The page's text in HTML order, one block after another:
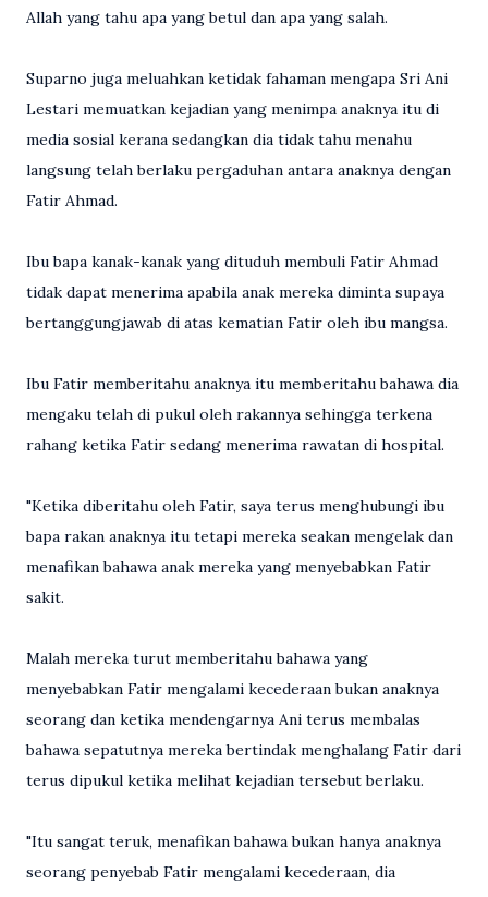
Allah yang tahu apa yang betul dan apa yang salah.
Suparno juga meluahkan ketidak fahaman mengapa Sri Ani
Lestari memuatkan kejadian yang menimpa anaknya itu di
media sosial kerana sedangkan dia tidak tahu menahu
langsung telah berlaku pergaduhan antara anaknya dengan
Fatir Ahmad.
Ibu bapa kanak-kanak yang dituduh membuli Fatir Ahmad
tidak dapat menerima apabila anak mereka diminta supaya
bertanggungjawab di atas kematian Fatir oleh ibu mangsa.
Ibu Fatir memberitahu anaknya itu memberitahu bahawa dia
mengaku telah di pukul oleh rakannya sehingga terkena
rahang ketika Fatir sedang menerima rawatan di hospital.
"Ketika diberitahu oleh Fatir, saya terus menghubungi ibu
bapa rakan anaknya itu tetapi mereka seakan mengelak dan
menafikan bahawa anak mereka yang menyebabkan Fatir
sakit.
Malah mereka turut memberitahu bahawa yang
menyebabkan Fatir mengalami kecederaan bukan anaknya
seorang dan ketika mendengarnya Ani terus membalas
bahawa sepatutnya mereka bertindak menghalang Fatir dari
terus dipukul ketika melihat kejadian tersebut berlaku.
"Itu sangat teruk, menafikan bahawa bukan hanya anaknya
seorang penyebab Fatir mengalami kecederaan, dia